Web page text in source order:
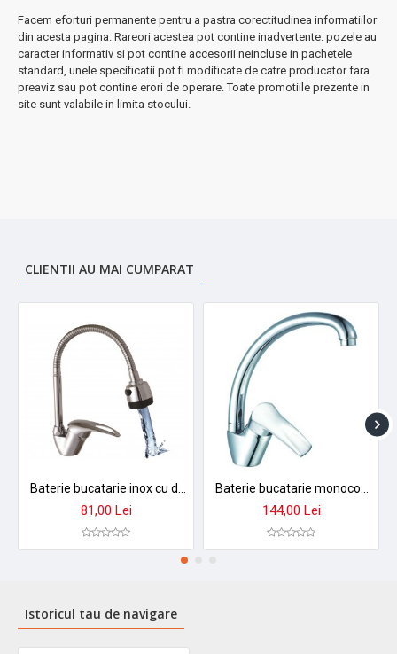
• Design alb elegant care se potrivește oricărei amenajări
★ Perfect pentru:bucătării moderne, băi, birouri, garsoniere -
oriunde ai nevoie de apă caldă rapidă și eficientă.
➤Instalare simplăși utilizare intuitivă - ideal pentru orice
Facem eforturi permanente pentru a pastra corectitudinea informatiilor
din acesta pagina. Rareori acestea pot contine inadvertente: pozele au
caracter informativ si pot contine accesorii neincluse in pachetele
standard, unele specificatii pot fi modificate de catre producator fara
preaviz sau pot contine erori de operare. Toate promotiile prezente in
site sunt valabile in limita stocului.
CLIENTII AU MAI CUMPARAT
81,00 Lei 144,00 Lei
Istoricul tau de navigare